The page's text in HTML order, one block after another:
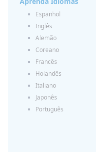
Espanhol
Inglês
Alemão
Coreano
Francês
Holandês
Italiano
Japonês
Português